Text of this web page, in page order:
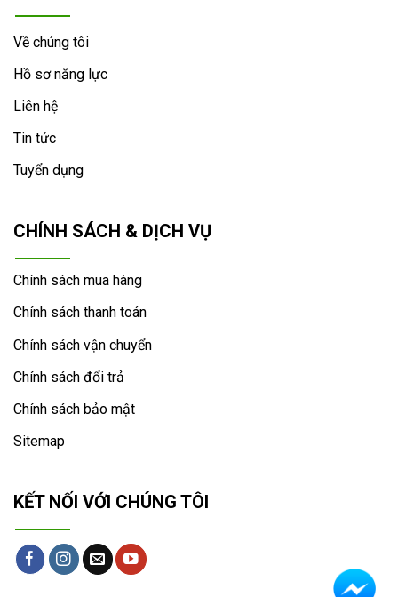
Về chúng tôi
Hồ sơ năng lực
Liên hệ
Tin tức
Tuyển dụng
CHÍNH SÁCH & DỊCH VỤ
Chính sách mua hàng
Chính sách thanh toán
Chính sách vận chuyển
Chính sách đổi trả
Chính sách bảo mật
Sitemap
KẾT NỐI VỚI CHÚNG TÔI